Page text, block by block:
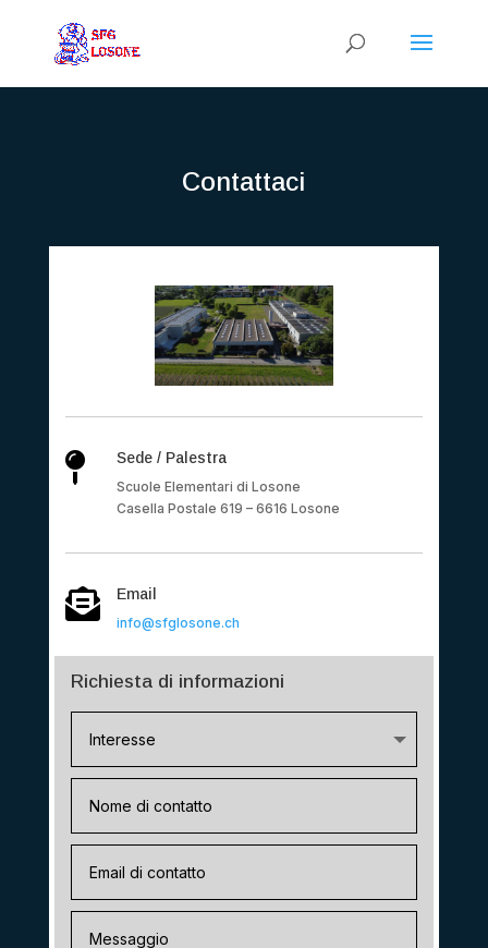
Contattaci
 Sede / Palestra
Scuole Elementari di Losone
Casella Postale 619 – 6616 Losone
 Email
info@sfglosone.ch
Richiesta di informazioni